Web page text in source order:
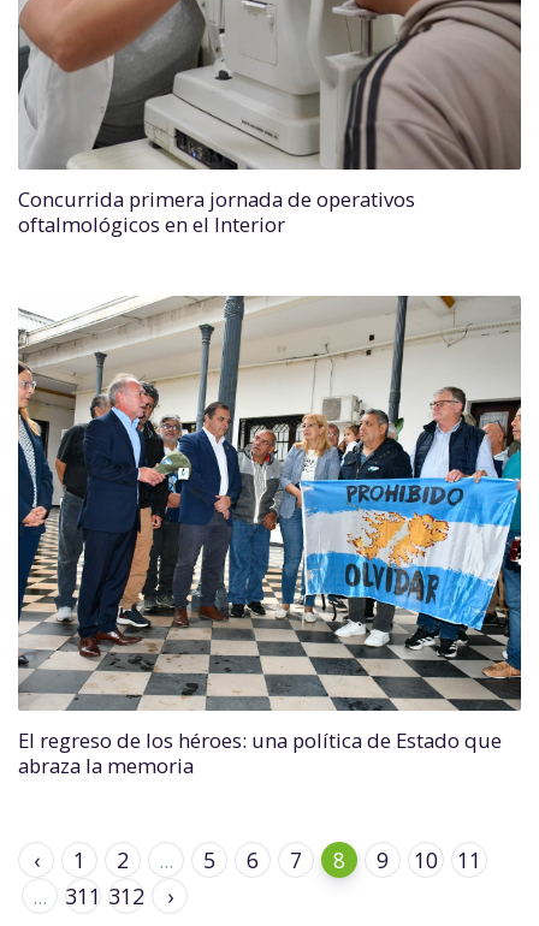
Concurrida primera jornada de operativos
oftalmológicos en el Interior
El regreso de los héroes: una política de Estado que
abraza la memoria
‹ 1 2 ... 5 6 7 8 9 10
11
...
311 312 ›